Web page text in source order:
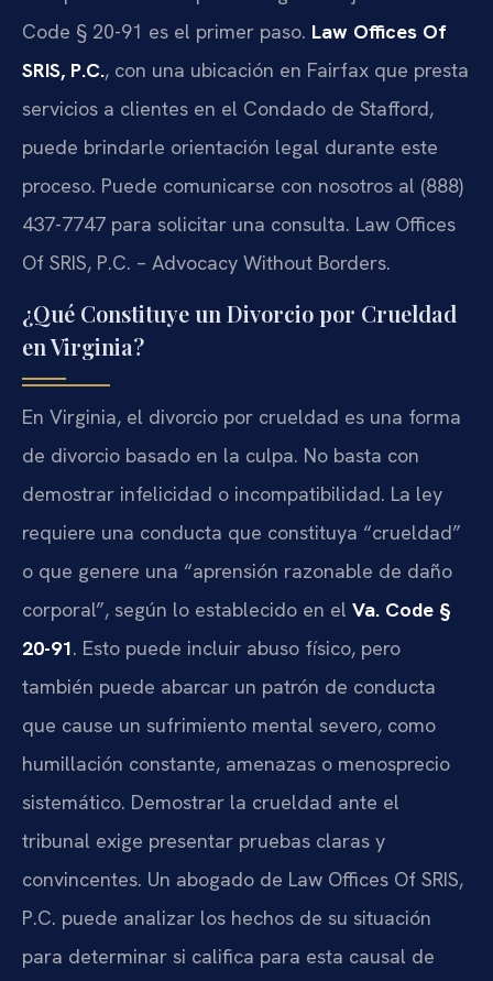
Code § 20-91 es el primer paso. Law Offices Of
SRIS, P.C., con una ubicación en Fairfax que presta
servicios a clientes en el Condado de Stafford,
puede brindarle orientación legal durante este
proceso. Puede comunicarse con nosotros al (888)
437-7747 para solicitar una consulta. Law Offices
Of SRIS, P.C. – Advocacy Without Borders.
¿Qué Constituye un Divorcio por Crueldad
en Virginia?
En Virginia, el divorcio por crueldad es una forma
de divorcio basado en la culpa. No basta con
demostrar infelicidad o incompatibilidad. La ley
requiere una conducta que constituya “crueldad”
o que genere una “aprensión razonable de daño
corporal”, según lo establecido en el Va. Code §
20-91. Esto puede incluir abuso físico, pero
también puede abarcar un patrón de conducta
que cause un sufrimiento mental severo, como
humillación constante, amenazas o menosprecio
sistemático. Demostrar la crueldad ante el
tribunal exige presentar pruebas claras y
convincentes. Un abogado de Law Offices Of SRIS,
P.C. puede analizar los hechos de su situación
para determinar si califica para esta causal de